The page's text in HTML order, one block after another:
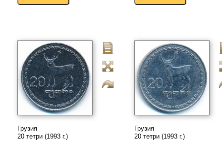
Грузия
20 тетри (1993 г.)
Грузия
20 тетри (1993 г.)